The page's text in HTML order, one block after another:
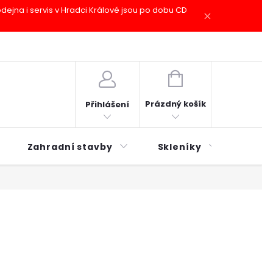
i servis v Hradci Králové jsou po dobu CD
Přihlášení
NÁKUPNÍ
Prázdný košík
Zahradní stavby Skleníky